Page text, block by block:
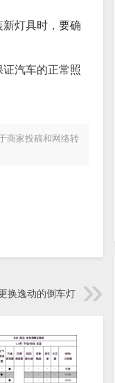
灯具时，要确
汽车的正常照
商家投稿和网络转
换逸动的倒车灯